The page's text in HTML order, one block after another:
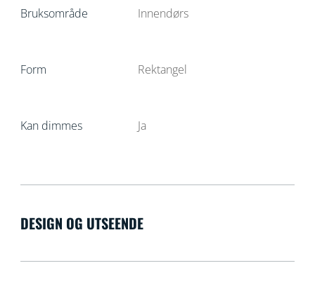
Bruksområde Innendørs
Form Rektangel
Kan dimmes Ja
DESIGN OG UTSEENDE